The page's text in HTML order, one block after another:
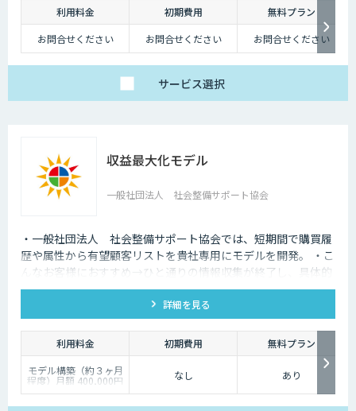
利用料金 初期費用
無料プラン
お問合せください
お問合せください お問合せください
サービス選択
収益最大化モデル
一般社団法人 社会整備サポート協会
・一般社団法人 社会整備サポート協会では、短期間で購買履
歴や属性から有望顧客リストを貴社専用にモデルを開発。 ・こ
んなお客様におすすめ→ひと通りの情報収集が終了し、具体的
なモデル開発を検討しているお客様。
詳細を見る
利用料金 初期費用
無料プラン
モデル構築（約３ヶ月
程度）月額 400,000円
～
なし あり